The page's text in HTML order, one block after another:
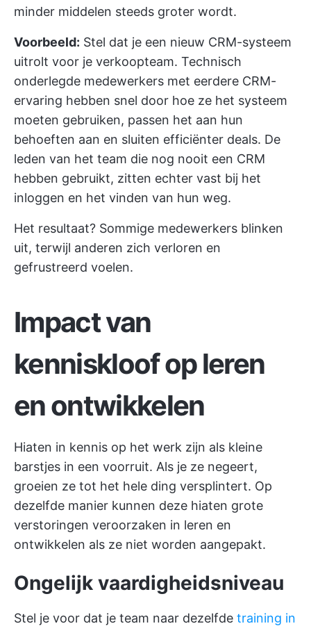
minder middelen steeds groter wordt.
Voorbeeld: Stel dat je een nieuw CRM-systeem
uitrolt voor je verkoopteam. Technisch
onderlegde medewerkers met eerdere CRM-
ervaring hebben snel door hoe ze het systeem
moeten gebruiken, passen het aan hun
behoeften aan en sluiten efficiënter deals. De
leden van het team die nog nooit een CRM
hebben gebruikt, zitten echter vast bij het
inloggen en het vinden van hun weg.
Het resultaat? Sommige medewerkers blinken
uit, terwijl anderen zich verloren en
gefrustreerd voelen.
Impact van
kenniskloof op leren
en ontwikkelen
Hiaten in kennis op het werk zijn als kleine
barstjes in een voorruit. Als je ze negeert,
groeien ze tot het hele ding versplintert. Op
dezelfde manier kunnen deze hiaten grote
verstoringen veroorzaken in leren en
ontwikkelen als ze niet worden aangepakt.
Ongelijk vaardigheidsniveau
Stel je voor dat je team naar dezelfde training in